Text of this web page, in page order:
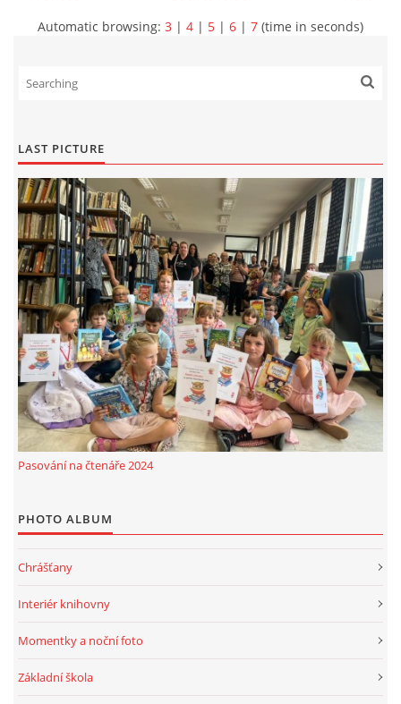
Automatic browsing: 3 | 4 | 5 | 6 | 7 (time in seconds)
LAST PICTURE
Pasování na čtenáře 2024
PHOTO ALBUM
Chrášťany
Interiér knihovny
Momentky a noční foto
Základní škola